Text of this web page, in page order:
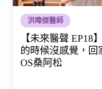
洪暐傑醫師
【未來醫聲 EP18
的時候沒感覺，回
OS桑阿松